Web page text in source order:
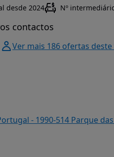
desde 2024 Nº
contactos
Ver mais 186 ofertas
- 1990-514 Parque